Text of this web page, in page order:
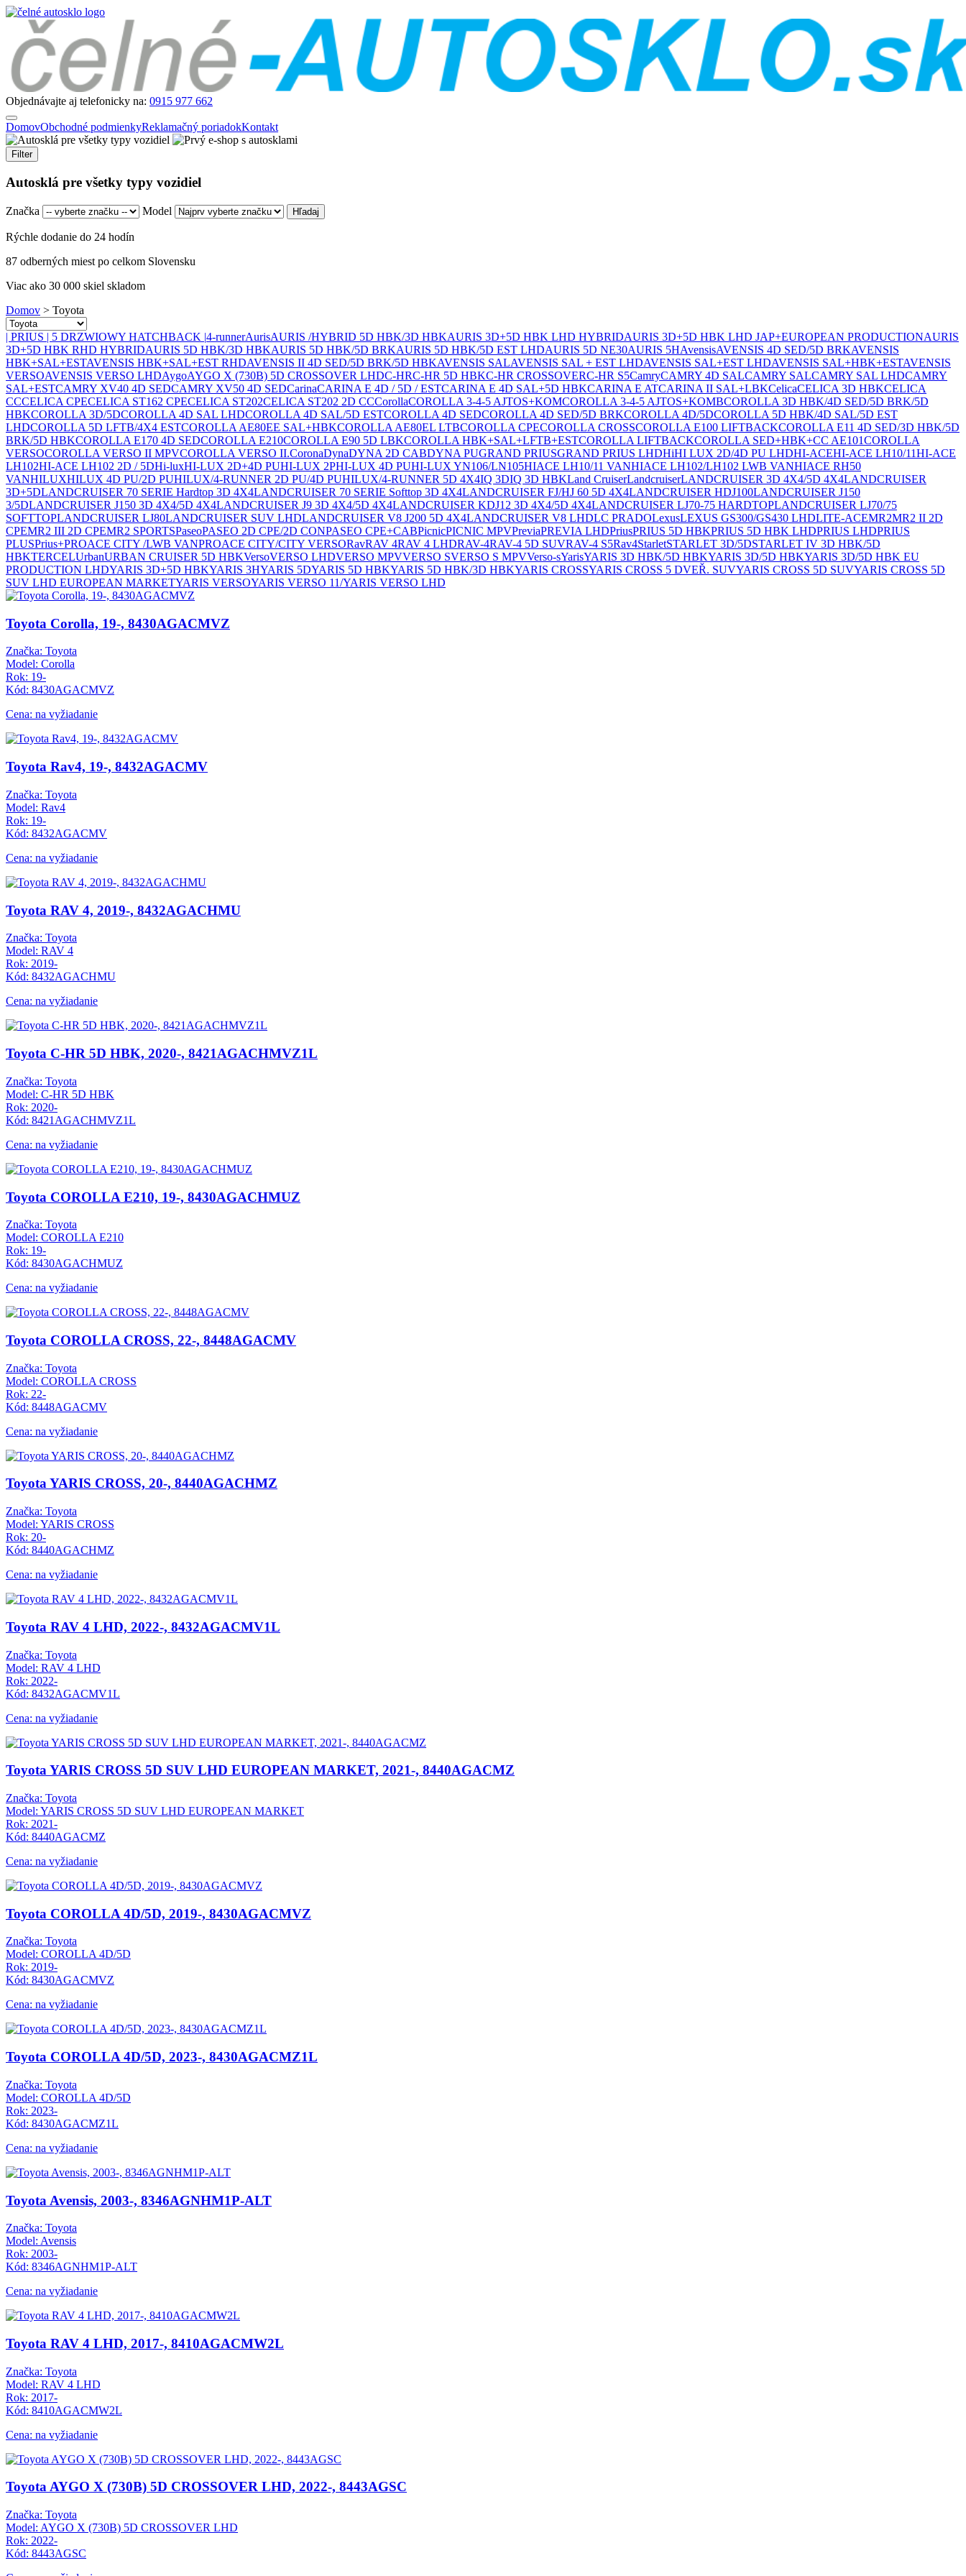
Objednávajte aj telefonicky na: 0915 977 662
DomovObchodné podmienkyReklamačný poriadokKontakt
Filter
Autosklá pre všetky typy vozidiel
Značka Model
Rýchle dodanie do 24 hodín
87 odberných miest po celkom Slovensku
Viac ako 30 000 skiel skladom
Domov > Toyota
| PRIUS | 5 DRZWIOWY HATCHBACK |4-runnerAurisAURIS /HYBRID 5D HBK/3D HBKAURIS 3D+5D HBK LHD HYBRIDAURIS 3D+5D HBK LHD JAP+EUROPEAN PRODUCTIONAURIS
3D+5D HBK RHD HYBRIDAURIS 5D HBK/3D HBKAURIS 5D HBK/5D BRKAURIS 5D HBK/5D EST LHDAURIS 5D NE30AURIS 5HAvensisAVENSIS 4D SED/5D BRKAVENSIS
HBK+SAL+ESTAVENSIS HBK+SAL+EST RHDAVENSIS II 4D SED/5D BRK/5D HBKAVENSIS SALAVENSIS SAL + EST LHDAVENSIS SAL+EST LHDAVENSIS SAL+HBK+ESTAVENSIS
VERSOAVENSIS VERSO LHDAygoAYGO X (730B) 5D CROSSOVER LHDC-HRC-HR 5D HBKC-HR CROSSOVERC-HR S5CamryCAMRY 4D SALCAMRY SALCAMRY SAL LHDCAMRY
SAL+ESTCAMRY XV40 4D SEDCAMRY XV50 4D SEDCarinaCARINA E 4D / 5D / ESTCARINA E 4D SAL+5D HBKCARINA E ATCARINA II SAL+LBKCelicaCELICA 3D HBKCELICA
CCCELICA CPECELICA ST162 CPECELICA ST202CELICA ST202 2D CCCorollaCOROLLA 3-4-5 AJTOS+KOMCOROLLA 3-4-5 AJTOS+KOMBCOROLLA 3D HBK/4D SED/5D BRK/5D
HBKCOROLLA 3D/5DCOROLLA 4D SAL LHDCOROLLA 4D SAL/5D ESTCOROLLA 4D SEDCOROLLA 4D SED/5D BRKCOROLLA 4D/5DCOROLLA 5D HBK/4D SAL/5D EST
LHDCOROLLA 5D LFTB/4X4 ESTCOROLLA AE80EE SAL+HBKCOROLLA AE80EL LTBCOROLLA CPECOROLLA CROSSCOROLLA E100 LIFTBACKCOROLLA E11 4D SED/3D HBK/5D
BRK/5D HBKCOROLLA E170 4D SEDCOROLLA E210COROLLA E90 5D LBKCOROLLA HBK+SAL+LFTB+ESTCOROLLA LIFTBACKCOROLLA SED+HBK+CC AE101COROLLA
VERSOCOROLLA VERSO II MPVCOROLLA VERSO II.CoronaDynaDYNA 2D CABDYNA PUGRAND PRIUSGRAND PRIUS LHDHiHI LUX 2D/4D PU LHDHI-ACEHI-ACE LH10/11HI-ACE
LH102HI-ACE LH102 2D / 5DHi-luxHI-LUX 2D+4D PUHI-LUX 2PHI-LUX 4D PUHI-LUX YN106/LN105HIACE LH10/11 VANHIACE LH102/LH102 LWB VANHIACE RH50
VANHILUXHILUX 4D PU/2D PUHILUX/4-RUNNER 2D PU/4D PUHILUX/4-RUNNER 5D 4X4IQ 3DIQ 3D HBKLand CruiserLandcruiserLANDCRUISER 3D 4X4/5D 4X4LANDCRUISER
3D+5DLANDCRUISER 70 SERIE Hardtop 3D 4X4LANDCRUISER 70 SERIE Softtop 3D 4X4LANDCRUISER FJ/HJ 60 5D 4X4LANDCRUISER HDJ100LANDCRUISER J150
3/5DLANDCRUISER J150 3D 4X4/5D 4X4LANDCRUISER J9 3D 4X4/5D 4X4LANDCRUISER KDJ12 3D 4X4/5D 4X4LANDCRUISER LJ70-75 HARDTOPLANDCRUISER LJ70/75
SOFTTOPLANDCRUISER LJ80LANDCRUISER SUV LHDLANDCRUISER V8 J200 5D 4X4LANDCRUISER V8 LHDLC PRADOLexusLEXUS GS300/GS430 LHDLITE-ACEMR2MR2 II 2D
CPEMR2 III 2D CPEMR2 SPORTSPaseoPASEO 2D CPE/2D CONPASEO CPE+CABPicnicPICNIC MPVPreviaPREVIA LHDPriusPRIUS 5D HBKPRIUS 5D HBK LHDPRIUS LHDPRIUS
PLUSPrius+PROACE CITY /LWB VANPROACE CITY/CITY VERSORavRAV 4RAV 4 LHDRAV-4RAV-4 5D SUVRAV-4 S5Rav4StarletSTARLET 3D/5DSTARLET IV 3D HBK/5D
HBKTERCELUrbanURBAN CRUISER 5D HBKVersoVERSO LHDVERSO MPVVERSO SVERSO S MPVVerso-sYarisYARIS 3D HBK/5D HBKYARIS 3D/5D HBKYARIS 3D/5D HBK EU
PRODUCTION LHDYARIS 3D+5D HBKYARIS 3HYARIS 5DYARIS 5D HBKYARIS 5D HBK/3D HBKYARIS CROSSYARIS CROSS 5 DVEŘ. SUVYARIS CROSS 5D SUVYARIS CROSS 5D
SUV LHD EUROPEAN MARKETYARIS VERSOYARIS VERSO 11/YARIS VERSO LHD
Toyota Corolla, 19-, 8430AGACMVZ
Značka: Toyota
Model: Corolla
Rok: 19-
Kód: 8430AGACMVZ
Cena: na vyžiadanie
Toyota Rav4, 19-, 8432AGACMV
Značka: Toyota
Model: Rav4
Rok: 19-
Kód: 8432AGACMV
Cena: na vyžiadanie
Toyota RAV 4, 2019-, 8432AGACHMU
Značka: Toyota
Model: RAV 4
Rok: 2019-
Kód: 8432AGACHMU
Cena: na vyžiadanie
Toyota C-HR 5D HBK, 2020-, 8421AGACHMVZ1L
Značka: Toyota
Model: C-HR 5D HBK
Rok: 2020-
Kód: 8421AGACHMVZ1L
Cena: na vyžiadanie
Toyota COROLLA E210, 19-, 8430AGACHMUZ
Značka: Toyota
Model: COROLLA E210
Rok: 19-
Kód: 8430AGACHMUZ
Cena: na vyžiadanie
Toyota COROLLA CROSS, 22-, 8448AGACMV
Značka: Toyota
Model: COROLLA CROSS
Rok: 22-
Kód: 8448AGACMV
Cena: na vyžiadanie
Toyota YARIS CROSS, 20-, 8440AGACHMZ
Značka: Toyota
Model: YARIS CROSS
Rok: 20-
Kód: 8440AGACHMZ
Cena: na vyžiadanie
Toyota RAV 4 LHD, 2022-, 8432AGACMV1L
Značka: Toyota
Model: RAV 4 LHD
Rok: 2022-
Kód: 8432AGACMV1L
Cena: na vyžiadanie
Toyota YARIS CROSS 5D SUV LHD EUROPEAN MARKET, 2021-, 8440AGACMZ
Značka: Toyota
Model: YARIS CROSS 5D SUV LHD EUROPEAN MARKET
Rok: 2021-
Kód: 8440AGACMZ
Cena: na vyžiadanie
Toyota COROLLA 4D/5D, 2019-, 8430AGACMVZ
Značka: Toyota
Model: COROLLA 4D/5D
Rok: 2019-
Kód: 8430AGACMVZ
Cena: na vyžiadanie
Toyota COROLLA 4D/5D, 2023-, 8430AGACMZ1L
Značka: Toyota
Model: COROLLA 4D/5D
Rok: 2023-
Kód: 8430AGACMZ1L
Cena: na vyžiadanie
Toyota Avensis, 2003-, 8346AGNHM1P-ALT
Značka: Toyota
Model: Avensis
Rok: 2003-
Kód: 8346AGNHM1P-ALT
Cena: na vyžiadanie
Toyota RAV 4 LHD, 2017-, 8410AGACMW2L
Značka: Toyota
Model: RAV 4 LHD
Rok: 2017-
Kód: 8410AGACMW2L
Cena: na vyžiadanie
Toyota AYGO X (730B) 5D CROSSOVER LHD, 2022-, 8443AGSC
Značka: Toyota
Model: AYGO X (730B) 5D CROSSOVER LHD
Rok: 2022-
Kód: 8443AGSC